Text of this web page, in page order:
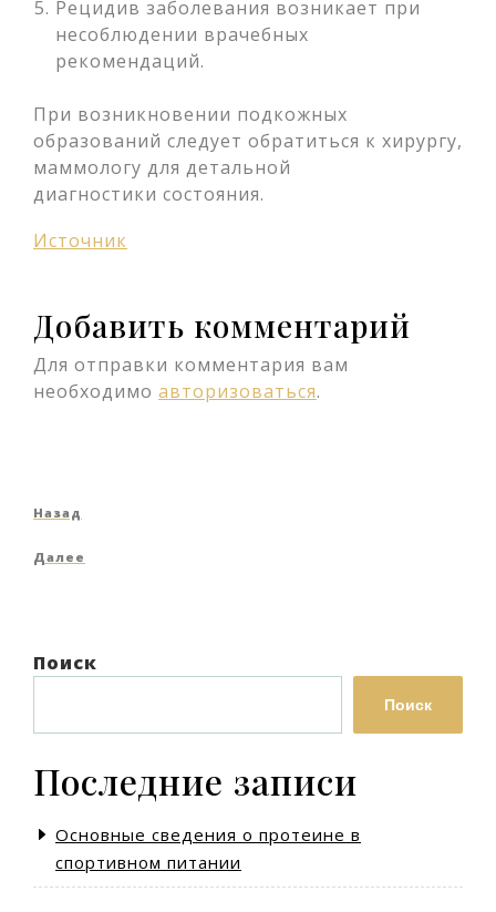
Рецидив заболевания возникает при
несоблюдении врачебных
рекомендаций.
При возникновении подкожных
образований следует обратиться к хирургу,
маммологу для детальной
диагностики состояния.
Источник
Добавить комментарий
Для отправки комментария вам
необходимо авторизоваться.
Навигация
по
Предыдущая
Назад
Следующая
Далее
Поиск
Поиск
Последние записи
Основные сведения о протеине в
спортивном питании